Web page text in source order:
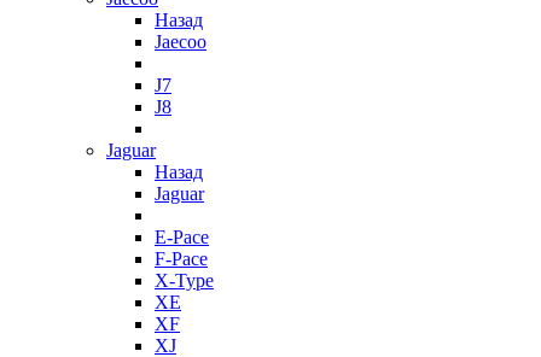
Назад
Jaecoo
J7
J8
Jaguar
Назад
Jaguar
E-Pace
F-Pace
X-Type
XE
XF
XJ